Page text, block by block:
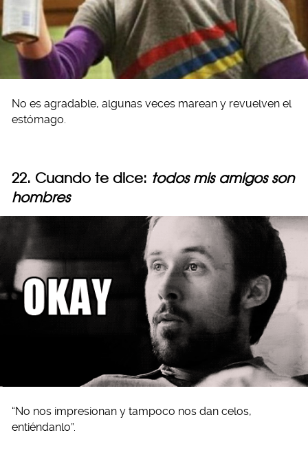
No es agradable, algunas veces marean y revuelven el
estómago.
22. Cuando te dice: todos mis amigos son
hombres
“No nos impresionan y tampoco nos dan celos,
entiéndanlo”.